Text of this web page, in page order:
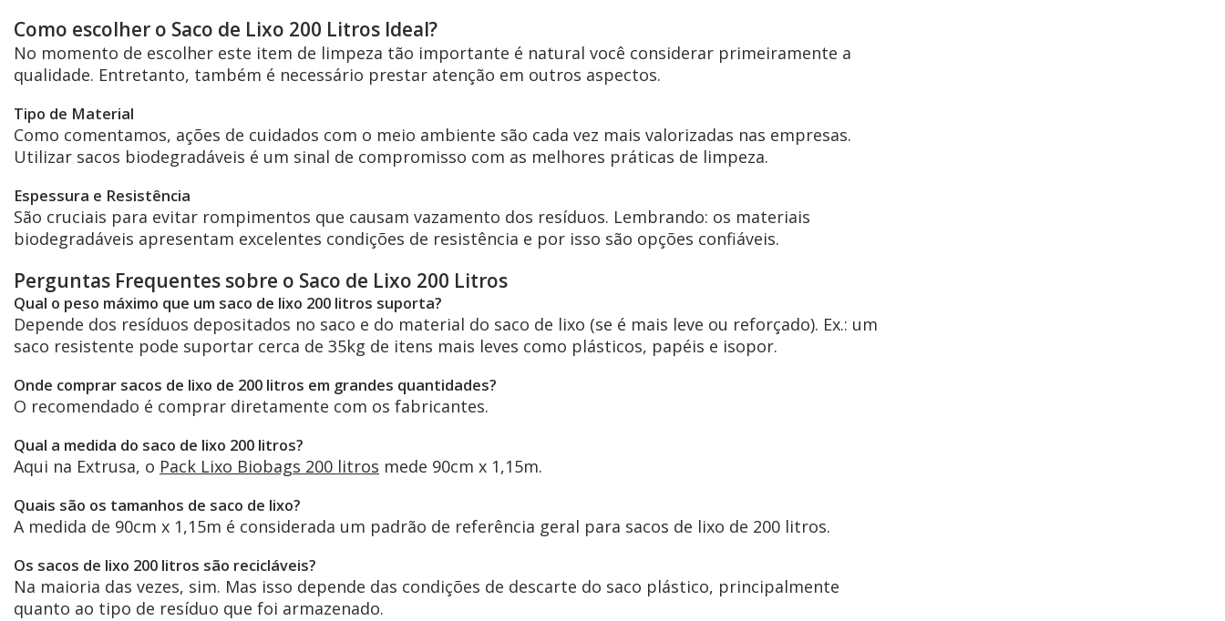
Como escolher o Saco de Lixo 200 Litros Ideal?
No momento de escolher este item de limpeza tão importante é natural você considerar primeiramente a
qualidade. Entretanto, também é necessário prestar atenção em outros aspectos.
Tipo de Material
Como comentamos, ações de cuidados com o meio ambiente são cada vez mais valorizadas nas empresas.
Utilizar sacos biodegradáveis é um sinal de compromisso com as melhores práticas de limpeza.
Espessura e Resistência
São cruciais para evitar rompimentos que causam vazamento dos resíduos. Lembrando: os materiais
biodegradáveis apresentam excelentes condições de resistência e por isso são opções confiáveis.
Perguntas Frequentes sobre o Saco de Lixo 200 Litros
Qual o peso máximo que um saco de lixo 200 litros suporta?
Depende dos resíduos depositados no saco e do material do saco de lixo (se é mais leve ou reforçado). Ex.: um
saco resistente pode suportar cerca de 35kg de itens mais leves como plásticos, papéis e isopor.
Onde comprar sacos de lixo de 200 litros em grandes quantidades?
O recomendado é comprar diretamente com os fabricantes.
Qual a medida do saco de lixo 200 litros?
Aqui na Extrusa, o Pack Lixo Biobags 200 litros mede 90cm x 1,15m.
Quais são os tamanhos de saco de lixo?
A medida de 90cm x 1,15m é considerada um padrão de referência geral para sacos de lixo de 200 litros.
Os sacos de lixo 200 litros são recicláveis?
Na maioria das vezes, sim. Mas isso depende das condições de descarte do saco plástico, principalmente
quanto ao tipo de resíduo que foi armazenado.